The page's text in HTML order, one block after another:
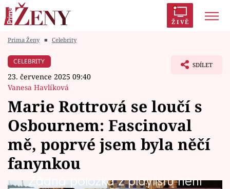
ŽIVĚ
Módní alarm
Témata
Celebrity
Vztahy
Prima Ženy ■ Celebrity
CELEBRITY
23. července 2025 09:40
Vanesa Havlíková
SDÍLET
Marie Rottrová se loučí s
Osbournem: Fascinoval
mě, poprvé jsem byla něčí
fanynkou
Žádná položka z playlistu není